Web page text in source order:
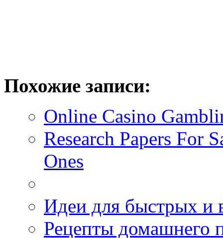
Похожие записи:
Online Casino
Research Papers For
Ones
Идеи для быстрых и
Рецепты домашнего